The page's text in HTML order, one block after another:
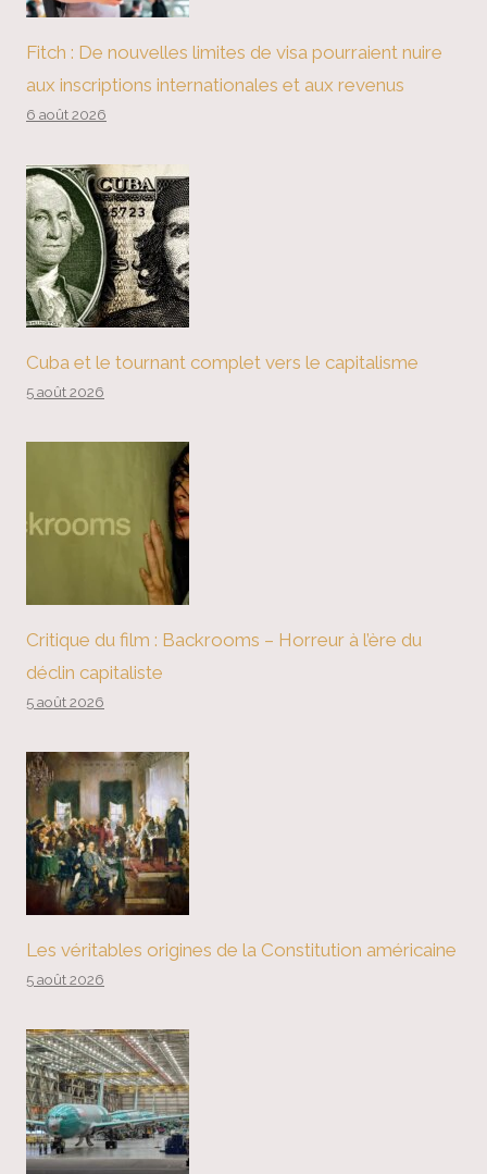
Fitch : De nouvelles limites de visa pourraient nuire
aux inscriptions internationales et aux revenus
6 août 2026
Cuba et le tournant complet vers le capitalisme
5 août 2026
Critique du film : Backrooms – Horreur à l’ère du
déclin capitaliste
5 août 2026
Les véritables origines de la Constitution américaine
5 août 2026